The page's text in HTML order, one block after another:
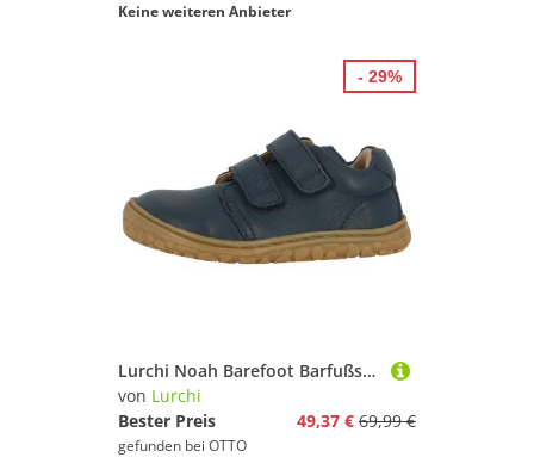
Keine weiteren Anbieter
Lurchi Noah Barefoot Barfußschuh, Klettschuh mit weichem Schaftrand, Größenschablone zum Download
von Lurchi
Bester Preis
49,37 € 69,99 €
gefunden bei OTTO
- 29%